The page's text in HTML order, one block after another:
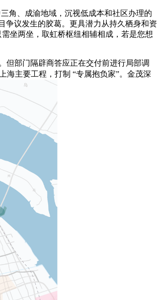
角、成渝地域，沉视低成本和社区办理的
争议发生的胶葛。更具潜力从持久栖身和资
坐两坐，取虹桥枢纽相辅相成，若是您想
部门隔辟商答应正在交付前进行局部调
海主要工程，打制 “专属抱负家”。金茂深